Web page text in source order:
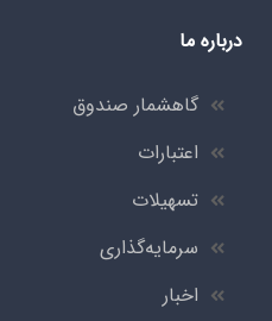
درباره ما
گاهشمار صندوق
اعتبارات
تسهیلات
سرمایه‌گذاری
اخبار